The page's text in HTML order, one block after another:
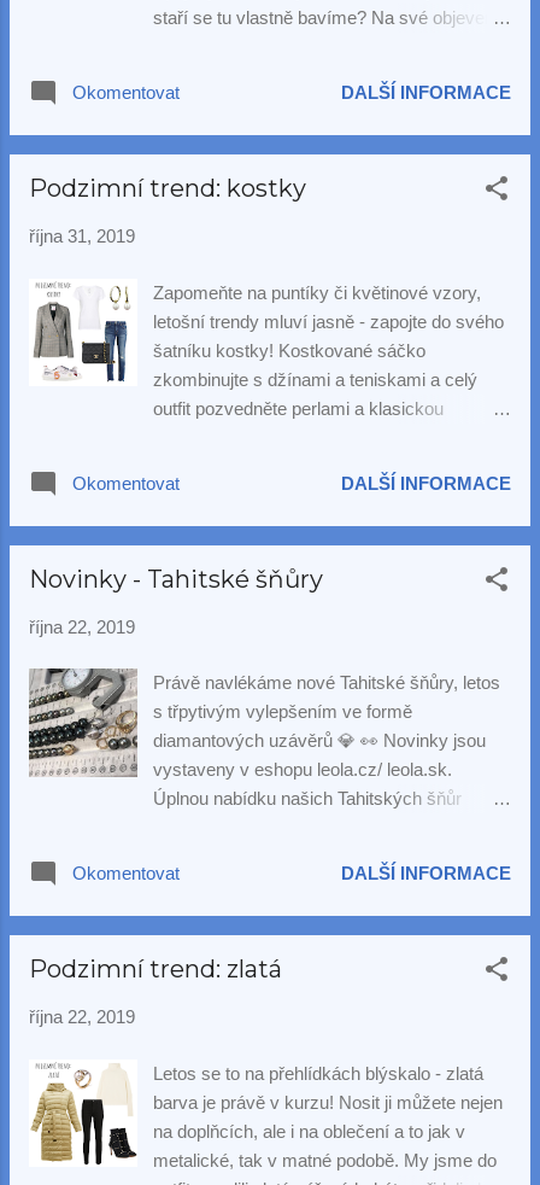
staří se tu vlastně bavíme? Na své objevení
Mezopotámii, která se rozprostírala na území
dnešního Iráku, se směňovaly za keramické
bude od 30. října vystavena v muzeu Louvre
Okomentovat DALŠÍ INFORMACE
Podzimní trend: kostky
října 31, 2019
Zapomeňte na puntíky či květinové vzory,
letošní trendy mluví jasně - zapojte do svého
šatníku kostky! Kostkované sáčko
zkombinujte s džínami a teniskami a celý
outfit pozvedněte perlami a klasickou
Okomentovat
DALŠÍ INFORMACE
Novinky - Tahitské šňůry
října 22, 2019
Právě navlékáme nové Tahitské šňůry, letos
s třpytivým vylepšením ve formě
diamantových uzávěrů 💎 👀 Novinky jsou
vystaveny v eshopu leola.cz/ leola.sk.
Úplnou nabídku našich Tahitských šňůr
Okomentovat DALŠÍ INFORMACE
Podzimní trend: zlatá
října 22, 2019
Letos se to na přehlídkách blýskalo - zlatá
barva je právě v kurzu! Nosit ji můžete nejen
na doplňcích, ale i na oblečení a to jak v
metalické, tak v matné podobě. My jsme do